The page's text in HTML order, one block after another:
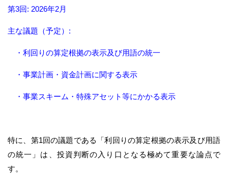
第3回: 2026年2月
主な議題（予定）:
・利回りの算定根拠の表示及び用語の統一
・事業計画・資金計画に関する表示
・事業スキーム・特殊アセット等にかかる表示
特に、第1回の議題である「利回りの算定根拠の表示及び用語
の統一」は、投資判断の入り口となる極めて重要な論点で
す。